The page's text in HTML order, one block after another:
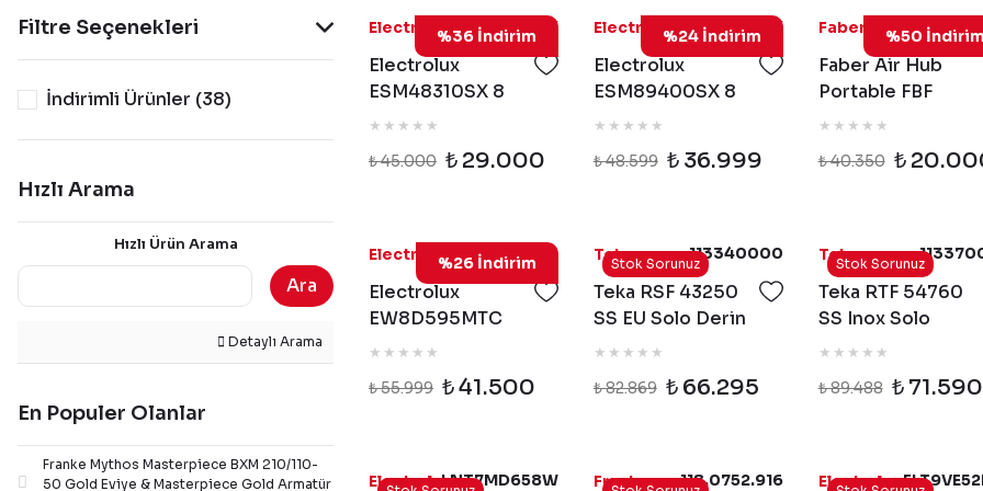
Filtre Seçenekleri
İndirimli Ürünler (38)
Hızlı Arama
Hızlı Ürün Arama
Ara
Detaylı Arama
En Populer Olanlar
Franke Mythos Masterpiece BXM 210/110-
50 Gold Eviye & Masterpiece Gold Armatür
%36 İndirim
Electrolux ESM48310SX
Electrolux
ESM48310SX 8
Programlı Inox
₺ 45.000 ₺ 29.000
%24 İndirim
ElectroluxESM89400SX
Electrolux
ESM89400SX 8
Programlı Inox
₺ 48.599 ₺ 36.999
%50 İndirim
Faber
Faber Air Hub
Portable FBF
PH1020 Mat
₺ 40.350 ₺
%26 İndirim
ElectroluxEW8D595MTC
Electrolux
EW8D595MTC
UltraCare800 9
Kurutma Makinesi
₺ 55.999 ₺ 41.500
Stok Sorunuz
Teka 113340000
Teka RSF 43250
SS EU Solo Derin
Dondurucu -
₺ 82.869 ₺ 66.295
Stok Sorunuz
Teka
Teka RTF 54760
SS Inox Solo
Buzdolabı -
₺ 89.488 ₺ 71.590
ElectroluxLNT7MD658W Franke 118.0752.916 Electrolux